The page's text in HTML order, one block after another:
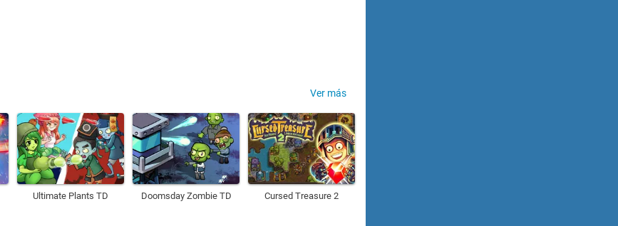
Ver más
Ultimate Plants TD Doomsday Zombie TD Cursed Treasure 2